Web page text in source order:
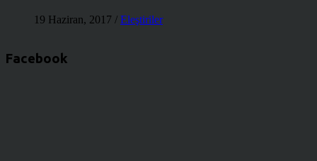
19 Haziran, 2017 / Eleştiriler
Facebook